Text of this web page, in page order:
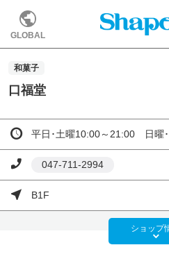
GLOBAL
和菓子
口福堂
平日･土曜10:00～21:00 日曜
047-711-2994
B1F
ショップ